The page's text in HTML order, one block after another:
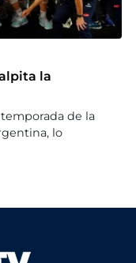
la
de la
lo